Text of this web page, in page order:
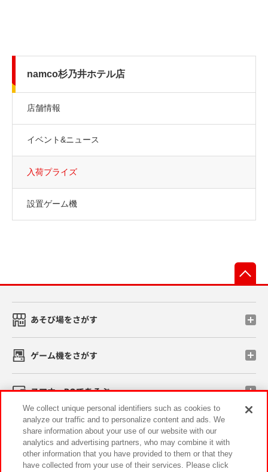
namco杉乃井ホテル店
店舗情報
イベント&ニュース
入荷プライズ
設置ゲーム機
あそび場をさがす
ゲーム機をさがす
スマホ・PCであそぶ
イベント・キャンペーン
We collect unique personal identifiers such as cookies to
analyze our traffic and to personalize content and ads. We
share information about your use of our website with our
analytics and advertising partners, who may combine it with
other information that you have provided to them or that they
have collected from your use of their services. Please click